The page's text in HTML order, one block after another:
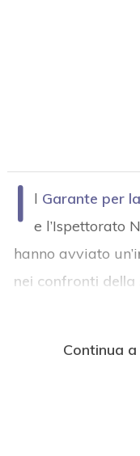
I l Garante per
e l’Ispettorato
hanno avviato un’i
nei confronti della
Continua